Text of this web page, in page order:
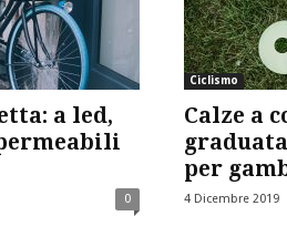
a led,
0
Ciclismo
Calze a
per
4 Dicembre 2019